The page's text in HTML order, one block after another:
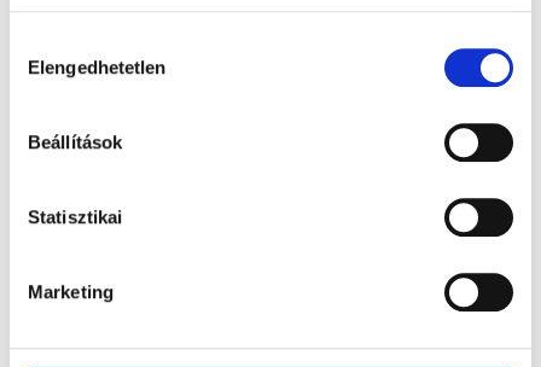
kiválasztása
Elengedhetetlen
Beállítások
Statisztikai
Marketing
Ízek, amiket érdemes megjegyezni – Tibidabo Kóstolóhét a
Elolvasom